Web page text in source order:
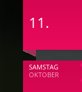
11.
SAMSTAG
OKTOBER